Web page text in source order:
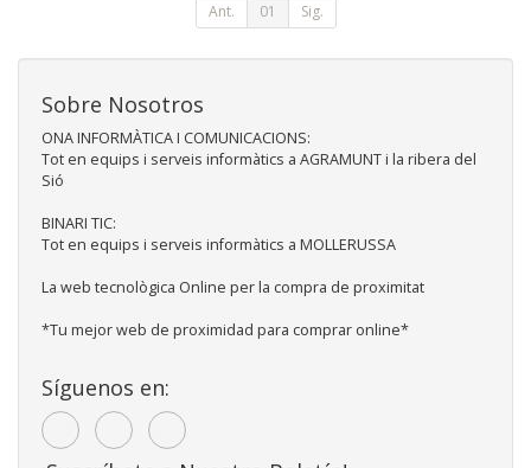
Ant. 01 Sig.
Sobre Nosotros
ONA INFORMÀTICA I COMUNICACIONS:
Tot en equips i serveis informàtics a AGRAMUNT i la ribera del
Sió
BINARI TIC:
Tot en equips i serveis informàtics a MOLLERUSSA
La web tecnològica Online per la compra de proximitat
*Tu mejor web de proximidad para comprar online*
Síguenos en: